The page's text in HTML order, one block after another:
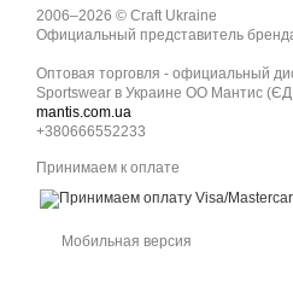
2006–2026 © Craft Ukraine
Официальный представитель
Оптовая торговля - официальный
Sportswear в Украине ОО Мантис
mantis.com.ua
+380666552233
Принимаем к оплате
Мобильная версия